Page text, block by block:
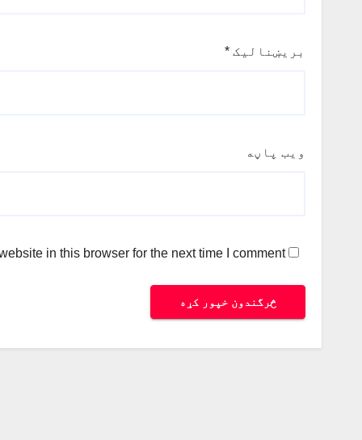
بریښنالیک *
ویب پاڼه
in this browser for the next time I comment.